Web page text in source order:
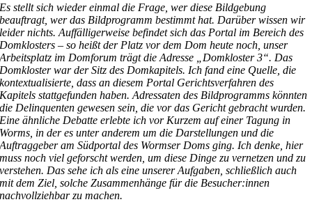
Es stellt sich wieder einmal die Frage, wer diese Bildgebung
beauftragt, wer das Bildprogramm bestimmt hat. Darüber wissen wir
leider nichts. Auffälligerweise befindet sich das Portal im Bereich des
Domklosters – so heißt der Platz vor dem Dom heute noch, unser
Arbeitsplatz im Domforum trägt die Adresse „Domkloster 3“. Das
Domkloster war der Sitz des Domkapitels. Ich fand eine Quelle, die
kontextualisierte, dass an diesem Portal Gerichtsverfahren des
Kapitels stattgefunden haben. Adressaten des Bildprogramms könnten
die Delinquenten gewesen sein, die vor das Gericht gebracht wurden.
Eine ähnliche Debatte erlebte ich vor Kurzem auf einer Tagung in
Worms, in der es unter anderem um die Darstellungen und die
Auftraggeber am Südportal des Wormser Doms ging. Ich denke, hier
muss noch viel geforscht werden, um diese Dinge zu vernetzen und zu
verstehen. Das sehe ich als eine unserer Aufgaben, schließlich auch
mit dem Ziel, solche Zusammenhänge für die Besucher:innen
nachvollziehbar zu machen.